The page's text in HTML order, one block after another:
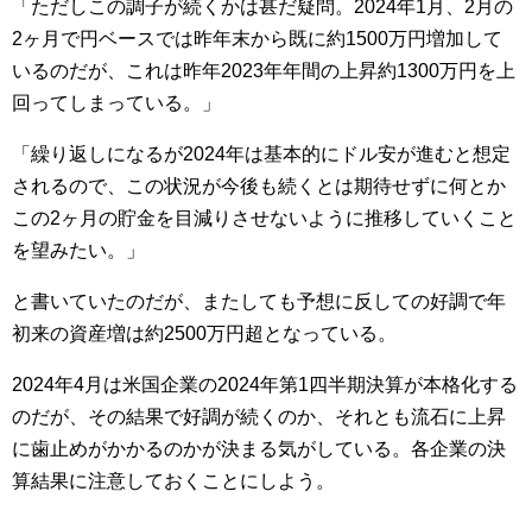
「ただしこの調子が続くかは甚だ疑問。2024年1月、2月の
2ヶ月で円ベースでは昨年末から既に約1500万円増加して
いるのだが、これは昨年2023年年間の上昇約1300万円を上
回ってしまっている。」
「繰り返しになるが2024年は基本的にドル安が進むと想定
されるので、この状況が今後も続くとは期待せずに何とか
この2ヶ月の貯金を目減りさせないように推移していくこと
を望みたい。」
と書いていたのだが、またしても予想に反しての好調で年
初来の資産増は約2500万円超となっている。
2024年4月は米国企業の2024年第1四半期決算が本格化する
のだが、その結果で好調が続くのか、それとも流石に上昇
に歯止めがかかるのかが決まる気がしている。各企業の決
算結果に注意しておくことにしよう。